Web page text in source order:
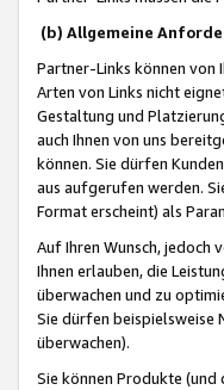
(b) Allgemeine
Partner-Links können von
Arten von Links nicht
Gestaltung und
auch Ihnen von uns
können. Sie dürfen
aus aufgerufen werden.
Format erscheint) als
Auf Ihren Wunsch, jedoch
Ihnen erlauben, die
überwachen und zu
Sie dürfen beispielsweise
überwachen).
Sie können Produkte